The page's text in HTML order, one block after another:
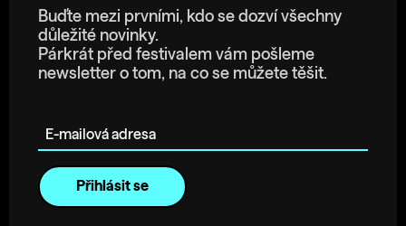
Buďte mezi prvními, kdo se dozví všechny
důležité novinky.
Párkrát před festivalem vám pošleme
newsletter o tom, na co se můžete těšit.